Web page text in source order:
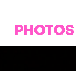
PHOTOS